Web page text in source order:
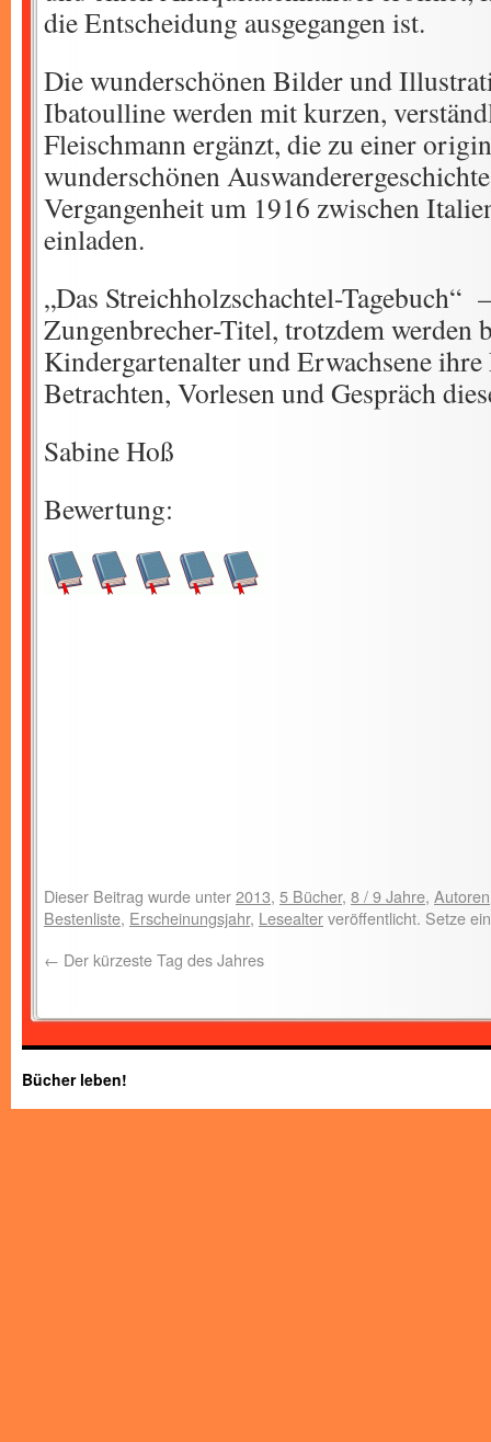
die Entscheidung ausgegangen ist.
Die wunderschönen Bilder und
Ibatoulline werden mit kurzen,
Fleischmann ergänzt, die zu einer
wunderschönen
Vergangenheit um 1916 zwischen
einladen.
„Das Streichholzschachtel-Tagebuch“
Zungenbrecher-Titel, trotzdem werden
Kindergartenalter und Erwachsene
Betrachten, Vorlesen und Gespräch
Sabine Hoß
Bewertung:
Dieser Beitrag wurde unter2013, 5 Bücher, 8 / 9 Jahre, Autoren
Bestenliste, Erscheinungsjahr, Lesealterveröffentlicht. Setze
← Der kürzeste Tag des Jahres
Bücher leben!